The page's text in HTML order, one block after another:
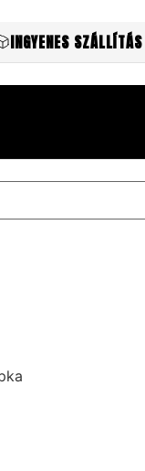
INGYENES SZÁLLÍTÁS